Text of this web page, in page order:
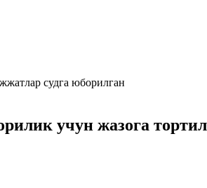
учун жазога